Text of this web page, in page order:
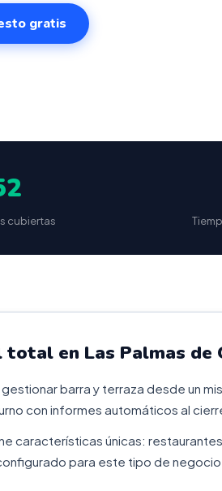
gratis
cubiertas
en Las Palmas de
barra y terraza desde un
con informes automáticos al
características únicas:
para este tipo de